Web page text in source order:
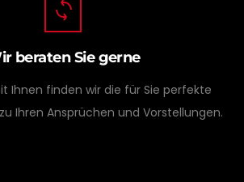
beraten Sie gerne
Ihnen finden wir die für Sie perfekte
Ihren Ansprüchen und Vorstellungen.